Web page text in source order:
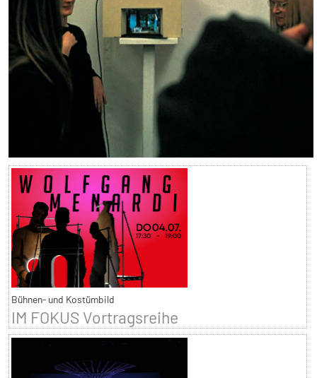
Bühnen- und Kostümbild
IM FOKUS Vortragsreihe